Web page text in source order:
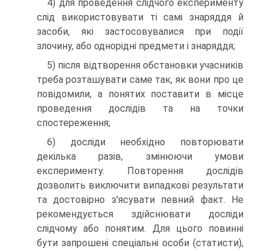
4) для проведення слідчого експерименту
слід використовувати ті самі знаряддя й
засоби, які застосовувалися при події
злочину, або однорідні предмети і знаряддя;
5) після відтворення обстановки учасників
треба розташувати саме так, як вони про це
повідомили, а понятих поставити в місце
проведення дослідів та на точки
спостереження;
6) досліди необхідно повторювати
декілька разів, змінюючи умови
експерименту. Повторення дослідів
дозволить виключити випадкові результати
та достовірно з'ясувати певний факт. Не
рекомендується здійснювати досліди
слідчому або понятим. Для цього повинні
бути запрошені спеціальні особи (статисти),